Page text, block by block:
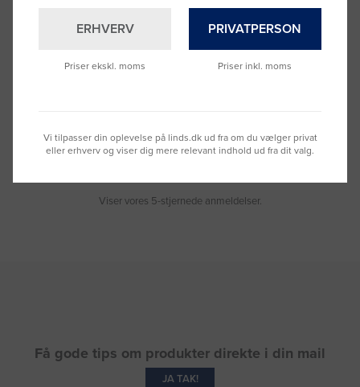
Torben, For 170 dage siden
Viser vores 5-stjernede anmeldelser.
Få gode tips om produkter direkte i din mail
JA TAK!
ERHVERV
Priser ekskl. moms
PRIVATPERSON
Priser inkl. moms
Vi tilpasser din oplevelse på linds.dk ud fra om du vælger privat
eller erhverv og viser dig mere relevant indhold ud fra dit valg.